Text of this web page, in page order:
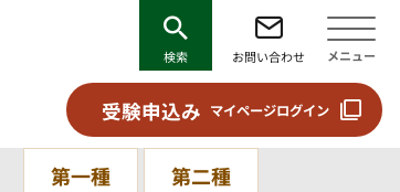
検索 お問い合わせ メニュー
受験申込み マイページログイン
第一種 第二種